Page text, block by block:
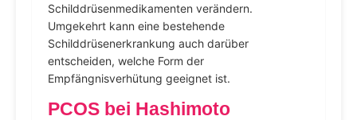
Schilddrüsenmedikamenten verändern.
Umgekehrt kann eine bestehende
Schilddrüsenerkrankung auch darüber
entscheiden, welche Form der
Empfängnisverhütung geeignet ist.
PCOS bei Hashimoto